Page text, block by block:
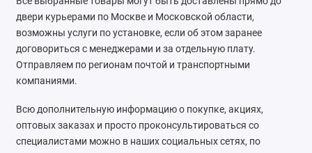
Kaiyi
KIA
LADA
Land Rover
Lexus
двери курьерами по Москве и Московской области,
возможны услуги по установке, если об этом заранее
договориться с менеджерами и за отдельную плату.
Отправляем по регионам почтой и транспортными
компаниями.
Всю дополнительную информацию о покупке, акциях,
оптовых заказах и просто проконсультироваться со
специалистами можно в наших социальных сетях, по